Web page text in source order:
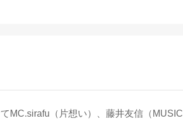
MC.sirafu（片想い）、藤井友信（MUSIC